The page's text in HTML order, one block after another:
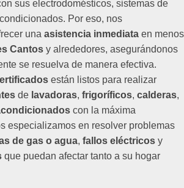
sus electrodomésticos, sistemas de
Por eso, nos
una asistencia inmediata en menos
Cantos y alrededores, asegurándonos
se resuelva de manera efectiva.
están listos para realizar
de lavadoras, frigoríficos, calderas,
con la máxima
especializamos en resolver problemas
de gas o agua, fallos eléctricos y
que puedan afectar tanto a su hogar